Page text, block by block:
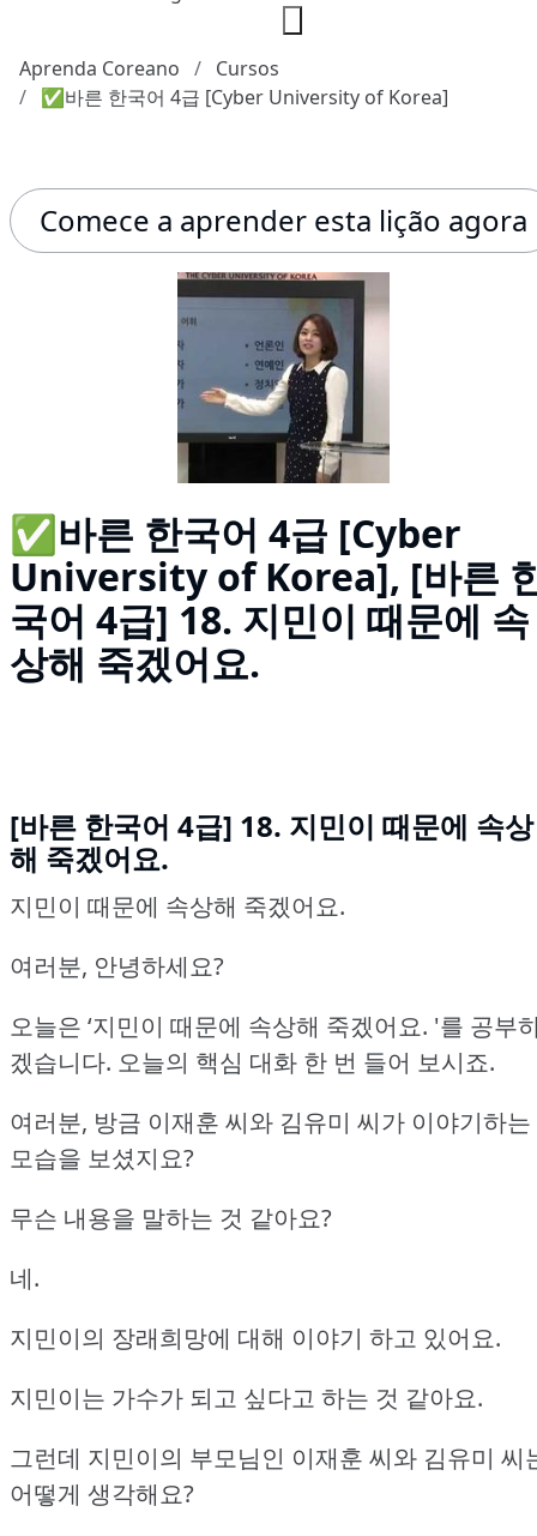
Aprenda Coreano
Cursos
✅바른 한국어 4급 [Cyber University of Korea]
Comece a aprender esta lição agora
✅바른 한국어 4급 [Cyber
University of Korea], [바른
국어 4급] 18. 지민이 때문에 속
상해 죽겠어요.
[바른 한국어 4급] 18. 지민이 때문에 속상
해 죽겠어요.
지민이 때문에 속상해 죽겠어요.
여러분, 안녕하세요?
오늘은 ‘지민이 때문에 속상해 죽겠어요. '를 공부
겠습니다. 오늘의 핵심 대화 한 번 들어 보시죠.
여러분, 방금 이재훈 씨와 김유미 씨가 이야기하는
모습을 보셨지요?
무슨 내용을 말하는 것 같아요?
네.
지민이의 장래희망에 대해 이야기 하고 있어요.
지민이는 가수가 되고 싶다고 하는 것 같아요.
그런데 지민이의 부모님인 이재훈 씨와 김유미 씨
어떻게 생각해요?